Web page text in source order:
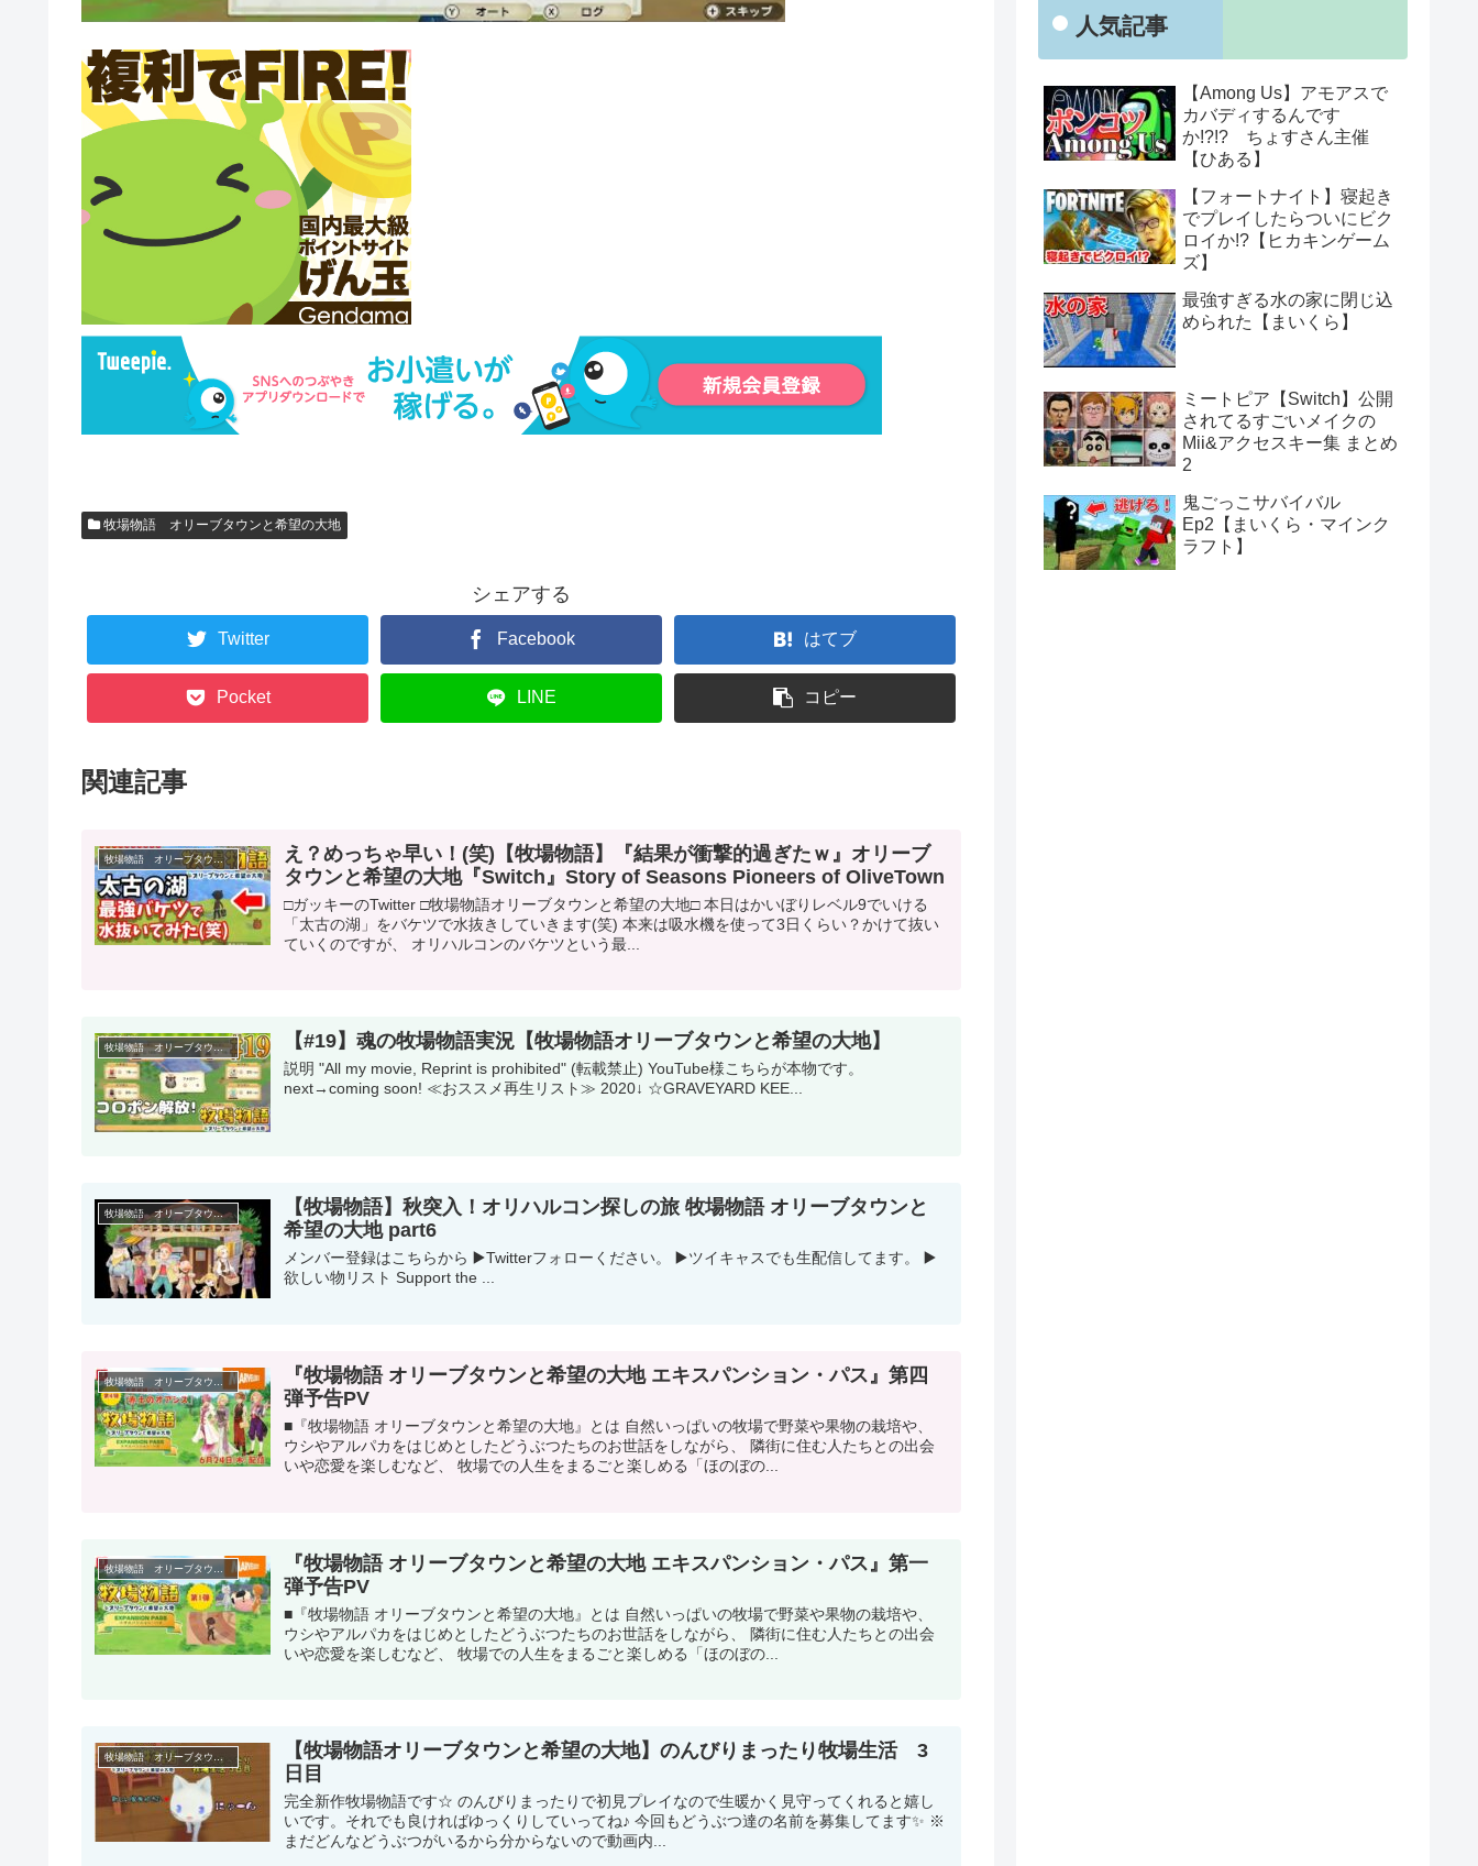
牧場物語 オリーブタウンと希望の大地
シェアする
Twitter Facebook はてブ
Pocket LINE コピー
関連記事
牧場物語 オリーブタウンと希望の大地
え？めっちゃ早い！(笑)【牧場物語】『結果が衝撃的過ぎたｗ』オリーブ
タウンと希望の大地『Switch』Story of Seasons Pioneers of OliveTown
□ガッキーのTwitter □牧場物語オリーブタウンと希望の大地□ 本日はかいぼりレベル9でいける
「太古の湖」をバケツで水抜きしていきます(笑) 本来は吸水機を使って3日くらい？かけて抜い
ていくのですが、 オリハルコンのバケツという最...
牧場物語 オリーブタウンと希望の大地 【#19】魂の牧場物語実況【牧場物語オリーブタウンと希望の大地】
説明 "All my movie, Reprint is prohibited" (転載禁止) YouTube様こちらが本物です。
next→coming soon! ≪おススメ再生リスト≫ 2020↓ ☆GRAVEYARD KEE...
牧場物語 オリーブタウンと希望の大地
【牧場物語】秋突入！オリハルコン探しの旅 牧場物語 オリーブタウンと
希望の大地 part6
メンバー登録はこちらから ▶️Twitterフォローください。 ▶️ツイキャスでも生配信してます。 ▶️
欲しい物リスト Support the ...
『牧場物語 オリーブタウンと希望の大地 エキスパンション・パス』第四
弾予告PV
■『牧場物語 オリーブタウンと希望の大地』とは 自然いっぱいの牧場で野菜や果物の栽培や、
ウシやアルパカをはじめとしたどうぶつたちのお世話をしながら、 隣街に住む人たちとの出会
いや恋愛を楽しむなど、 牧場での人生をまるごと楽しめる「ほのぼの...
牧場物語 オリーブタウンと希望の大地
『牧場物語 オリーブタウンと希望の大地 エキスパンション・パス』第一
弾予告PV
■『牧場物語 オリーブタウンと希望の大地』とは 自然いっぱいの牧場で野菜や果物の栽培や、
ウシやアルパカをはじめとしたどうぶつたちのお世話をしながら、 隣街に住む人たちとの出会
いや恋愛を楽しむなど、 牧場での人生をまるごと楽しめる「ほのぼの...
牧場物語 オリーブタウンと希望の大地
【牧場物語オリーブタウンと希望の大地】のんびりまったり牧場生活 3
日目
完全新作牧場物語です☆ のんびりまったりで初見プレイなので生暖かく見守ってくれると嬉し
いです。それでも良ければゆっくりしていってね♪ 今回もどうぶつ達の名前を募集してます✨ ※
まだどんなどうぶつがいるから分からないので動画内...
人気記事
【Among Us】アモアスで
カバディするんです
か!?!? ちょすさん主催
【ひある】
【フォートナイト】寝起き
でプレイしたらついにビク
ロイか!?【ヒカキンゲーム
ズ】
最強すぎる水の家に閉じ込
められた【まいくら】
ミートピア【Switch】公開
されてるすごいメイクの
Mii&アクセスキー集 まとめ
2
鬼ごっこサバイバル
Ep2【まいくら・マインク
ラフト】